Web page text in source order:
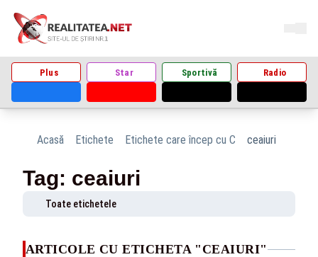
Plus Star Sportivă Radio
Acasă Etichete Etichete care încep cu C ceaiuri
Tag: ceaiuri
Toate etichetele
ARTICOLE CU ETICHETA "CEAIURI"